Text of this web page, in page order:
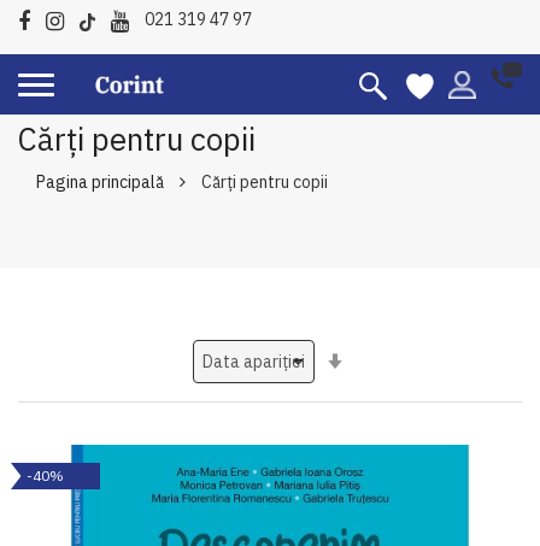
021 319 47 97
Cărți pentru copii
Pagina principală Cărți pentru copii
-40%